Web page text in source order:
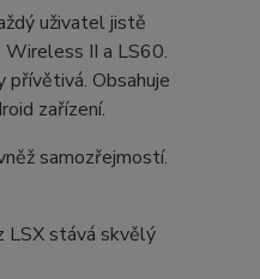
uživatel jistě
Wireless II a LS60.
přívětivá. Obsahuje
zařízení.
samozřejmostí.
LSX stává skvělý